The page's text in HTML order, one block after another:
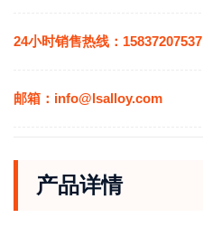
24小时销售热线：15837207537
邮箱：info@lsalloy.com
产品详情